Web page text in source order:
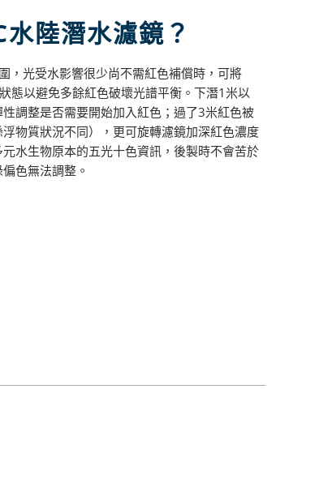
陸潛水濾鏡？
，光受水影響很少尚不需紅色補償時，可將
態以避免多餘紅色破壞光譜平衡。下潛1米以
調整是否需要開始加入紅色；過了3米紅色被
物質狀況不同），更可旋轉濾鏡加深紅色濃度
水生物原本的五光十色資訊，後製時不會苦於
色無法調整。